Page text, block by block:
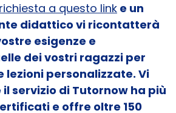
a questo link e un
didattico vi ricontatterà
esigenze e
dei vostri ragazzi per
lezioni personalizzate. Vi
servizio di Tutornow ha più
e offre oltre 150